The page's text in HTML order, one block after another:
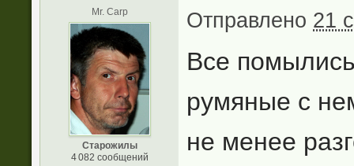
Mr. Carp
Старожилы
4 082 сообщений
Отправлено 21
Все
румяные с
не менее